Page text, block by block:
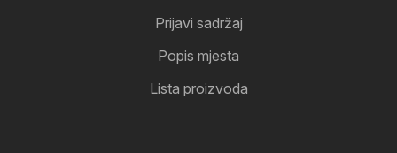
Prijavi sadržaj
Popis mjesta
Lista proizvoda